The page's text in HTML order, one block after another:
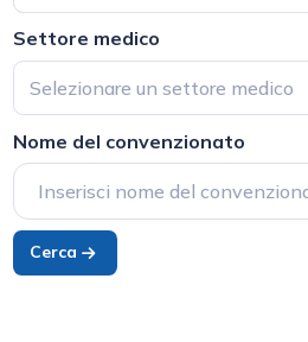
Settore medico
Selezionare un settore medico
Nome del convenzionato
Cerca